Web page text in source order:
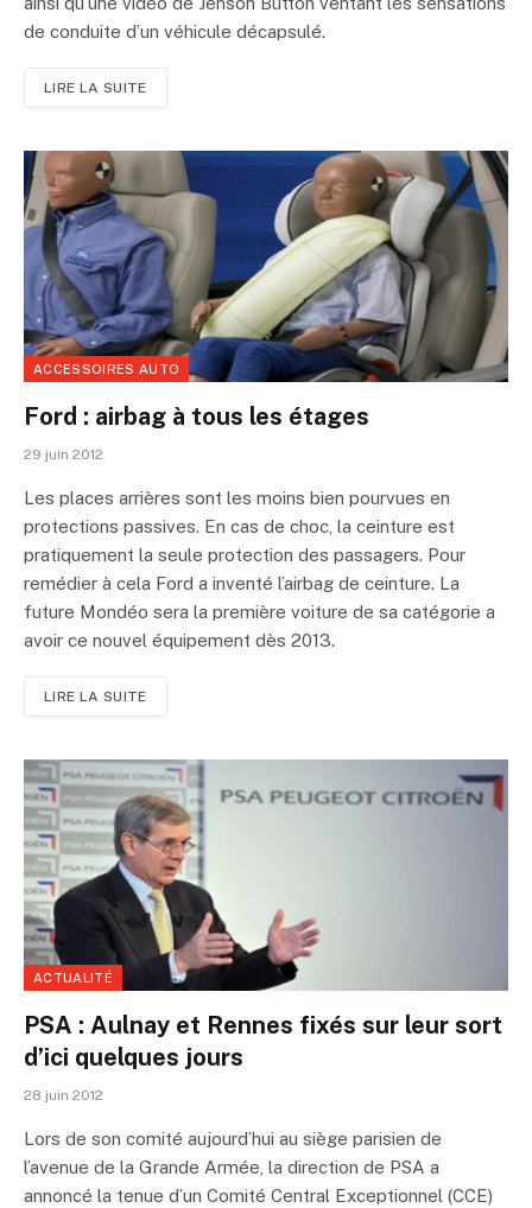
de conduite d’un véhicule décapsulé.
LIRE LA SUITE
ACCESSOIRES AUTO
Ford : airbag à tous les étages
29 juin 2012
Les places arrières sont les moins bien pourvues en
protections passives. En cas de choc, la ceinture est
pratiquement la seule protection des passagers. Pour
remédier à cela Ford a inventé l’airbag de ceinture. La
future Mondéo sera la première voiture de sa catégorie a
avoir ce nouvel équipement dès 2013.
LIRE LA SUITE
ACTUALITÉ
PSA : Aulnay et Rennes fixés sur leur sort
d’ici quelques jours
28 juin 2012
Lors de son comité aujourd’hui au siège parisien de
l’avenue de la Grande Armée, la direction de PSA a
annoncé la tenue d’un Comité Central Exceptionnel (CCE)